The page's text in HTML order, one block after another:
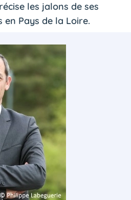
les jalons de ses
en Pays de la Loire.